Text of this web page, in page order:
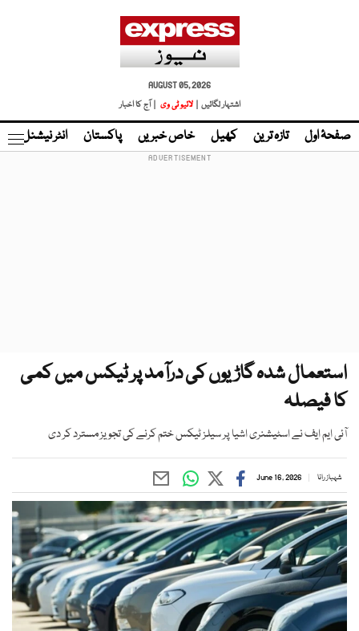
AUGUST 05, 2026
اشتہار لگائیں |
لائیو ٹی وی | آج کا اخبار
صفحۂ اول تازہ ترین کھیل خاص خبریں پاکستان انٹر نیشنل
استعمال شدہ گاڑیوں کی درآمد پر ٹیکس میں کمی
کا فیصلہ
آئی ایم ایف نے اسٹیشنری اشیا پر سیلز ٹیکس ختم کرنے کی تجویز مسترد کر دی
شہباز رانا June 16, 2026